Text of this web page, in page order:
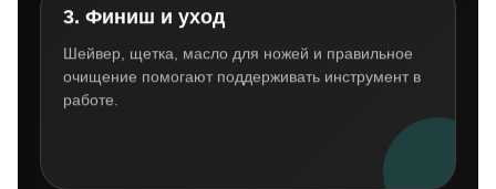
3. Финиш и уход
Шейвер, щетка, масло для ножей и правильное
очищение помогают поддерживать инструмент в
работе.